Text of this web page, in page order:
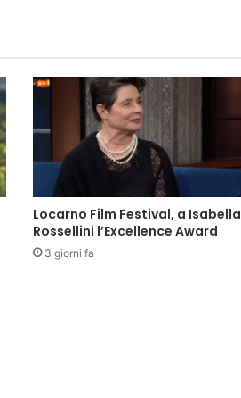
Locarno Film Festival, a Isabella
Rossellini l’Excellence Award
3 giorni fa